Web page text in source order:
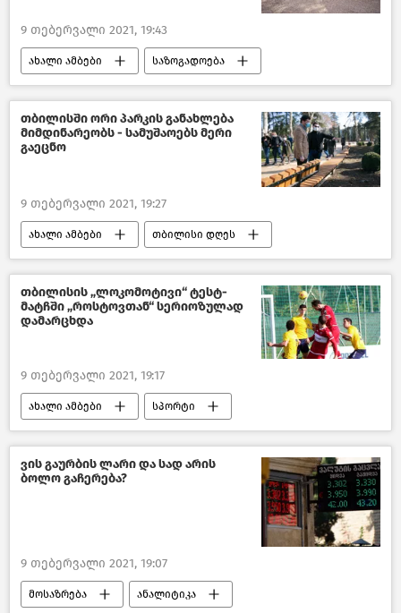
9 თებერვალი 2021, 19:43
ახალი ამბები საზოგადოება
საქართველო
თბილისში ორი პარკის განახლება
მიმდინარეობს - სამუშაოებს მერი
გაეცნო
9 თებერვალი 2021, 19:27
ახალი ამბები თბილისი დღეს
საქართველო
თბილისის „ლოკომოტივი“ ტესტ-
მატჩში „როსტოვთან“ სერიოზულად
დამარცხდა
9 თებერვალი 2021, 19:17
ახალი ამბები სპორტი
ვის გაურბის ლარი და სად არის
ბოლო გაჩერება?
9 თებერვალი 2021, 19:07
მოსაზრება ანალიტიკა